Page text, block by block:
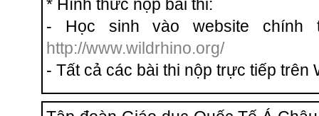
* Hình thức nộp bài thi:
- Học sinh vào website chính
http://www.wildrhino.org/
- Tất cả các bài thi nộp trực tiếp trên